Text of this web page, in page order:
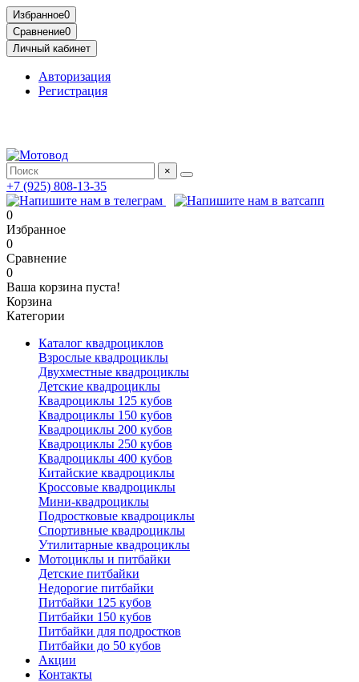
Избранное0
Сравнение0
Личный кабинет
Авторизация
Регистрация
×
+7 (925) 808-13-35
0
Избранное
0
Сравнение
0
Ваша корзина пуста!
Корзина
Категории
Каталог квадроциклов
Взрослые квадроциклы
Двухместные квадроциклы
Детские квадроциклы
Квадроциклы 125 кубов
Квадроциклы 150 кубов
Квадроциклы 200 кубов
Квадроциклы 250 кубов
Квадроциклы 400 кубов
Китайские квадроциклы
Кроссовые квадроциклы
Мини-квадроциклы
Подростковые квадроциклы
Спортивные квадроциклы
Утилитарные квадроциклы
Мотоциклы и питбайки
Детские питбайки
Недорогие питбайки
Питбайки 125 кубов
Питбайки 150 кубов
Питбайки для подростков
Питбайки до 50 кубов
Акции
Контакты